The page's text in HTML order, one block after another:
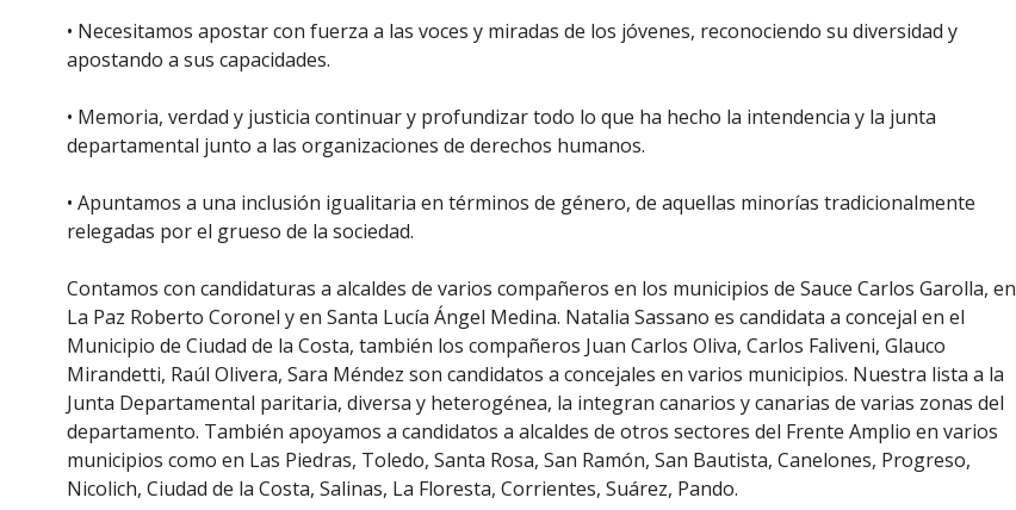
• Necesitamos apostar con fuerza a las voces y miradas de los jóvenes, reconociendo su diversidad y
apostando a sus capacidades.
• Memoria, verdad y justicia continuar y profundizar todo lo que ha hecho la intendencia y la junta
departamental junto a las organizaciones de derechos humanos.
• Apuntamos a una inclusión igualitaria en términos de género, de aquellas minorías tradicionalmente
relegadas por el grueso de la sociedad.
Contamos con candidaturas a alcaldes de varios compañeros en los municipios de Sauce Carlos Garolla, en
La Paz Roberto Coronel y en Santa Lucía Ángel Medina. Natalia Sassano es candidata a concejal en el
Municipio de Ciudad de la Costa, también los compañeros Juan Carlos Oliva, Carlos Faliveni, Glauco
Mirandetti, Raúl Olivera, Sara Méndez son candidatos a concejales en varios municipios. Nuestra lista a la
Junta Departamental paritaria, diversa y heterogénea, la integran canarios y canarias de varias zonas del
departamento. También apoyamos a candidatos a alcaldes de otros sectores del Frente Amplio en varios
municipios como en Las Piedras, Toledo, Santa Rosa, San Ramón, San Bautista, Canelones, Progreso,
Nicolich, Ciudad de la Costa, Salinas, La Floresta, Corrientes, Suárez, Pando.